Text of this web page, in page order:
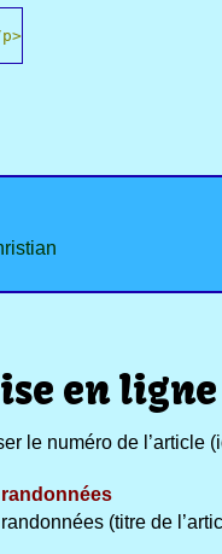
en
le numéro de l’article
randonnées
(titre de